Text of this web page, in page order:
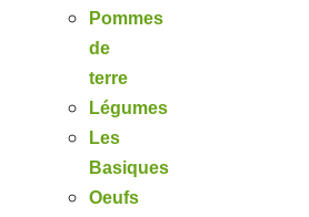
Pommes
de
terre
Légumes
Les
Basiques
Oeufs